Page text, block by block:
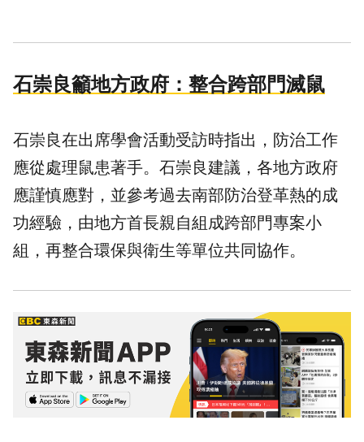
石崇良籲地方政府：整合跨部門滅鼠
石崇良在出席學會活動受訪時指出，防治工作
應從處理鼠患著手。石崇良建議，各地方政府
應謹慎應對，並參考過去南部防治登革熱的成
功經驗，由地方首長親自組成跨部門專案小
組，再整合環保與衛生等單位共同協作。